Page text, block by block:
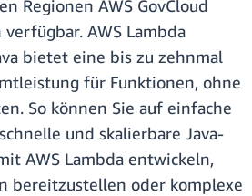
Regionen AWS GovCloud
AWS Lambda
bietet eine bis zu zehnmal
für Funktionen, ohne
So können Sie auf einfache
und skalierbare Java-
AWS Lambda entwickeln,
bereitzustellen oder komplexe